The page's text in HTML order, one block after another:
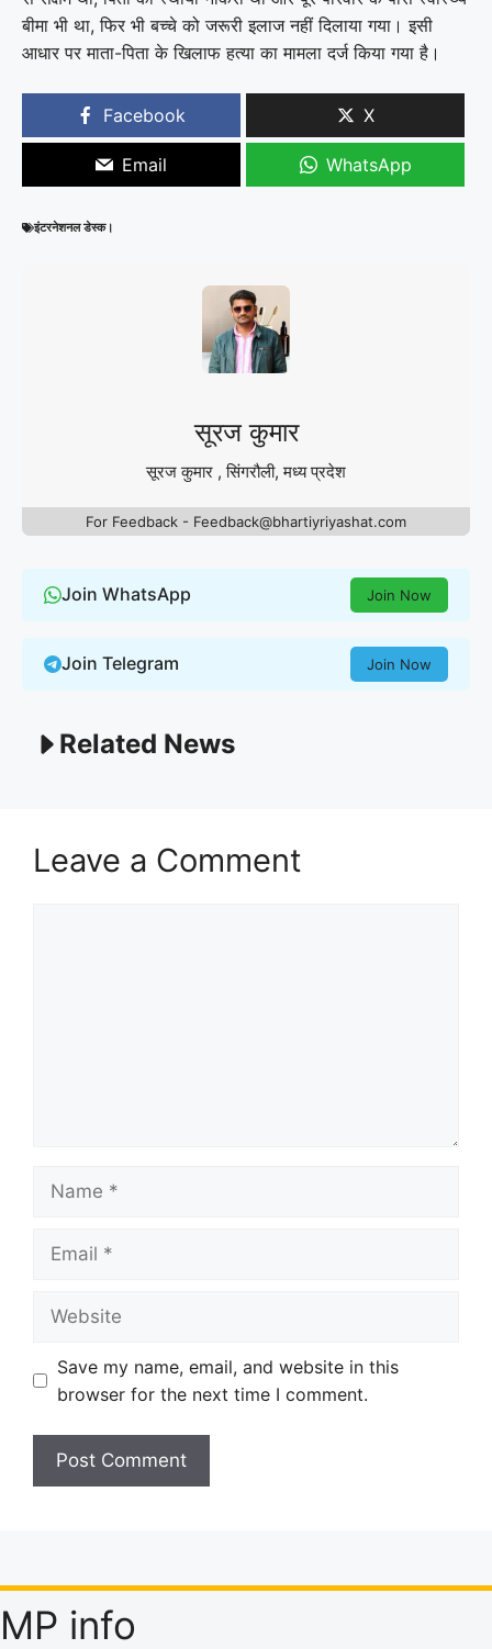
बीमा भी था, फिर भी बच्चे को जरूरी इलाज नहीं दिलाया गया। इसी
आधार पर माता-पिता के खिलाफ हत्या का मामला दर्ज किया गया है।
Facebook X
Email WhatsApp
इंटरनेशनल डेस्क।
सूरज कुमार
सूरज कुमार , सिंगरौली, मध्य प्रदेश
For Feedback - Feedback@bhartiyriyashat.com
Join WhatsApp Join Now
Join Telegram Join Now
Related News
Leave a Comment
Save my name, email, and website in this
browser for the next time I comment.
MP info